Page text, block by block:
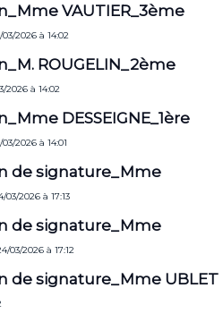
VAUTIER_3ème
2026 à 14:02
ROUGELIN_2ème
2026 à 14:02
DESSEIGNE_1ère
2026 à 14:01
de signature_Mme
2026 à 17:13
de signature_Mme
03/2026 à 17:12
de signature_Mme UBLET